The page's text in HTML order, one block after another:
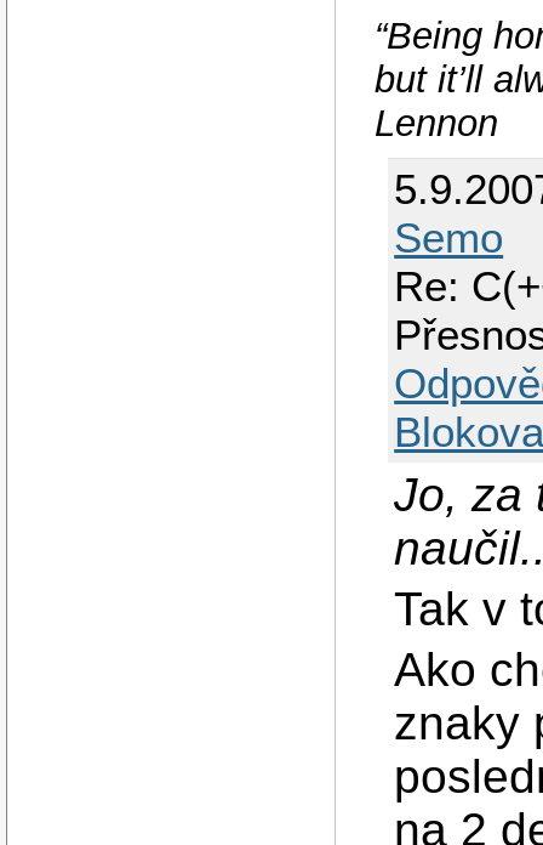
“Being
but it’ll
Lennon
Semo
Re:
Jo, za
Tak v
Ako
znaky
na 2